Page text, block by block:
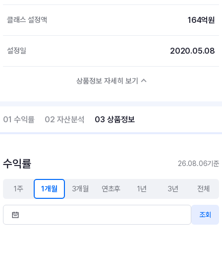
클래스 설정액 164억원
설정일 2020.05.08
상품정보 자세히 보기
01 수익률 02 자산분석 03 상품정보
수익률 26.08.06기준
1주 1개월 3개월 연초후 1년 3년 전체
조회